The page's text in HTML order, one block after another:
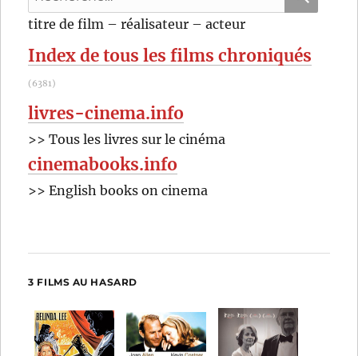
pour
:
titre de film – réalisateur – acteur
Index de tous les films chroniqués
(6381)
livres-cinema.info
>> Tous les livres sur le cinéma
cinemabooks.info
>> English books on cinema
3 FILMS AU HASARD